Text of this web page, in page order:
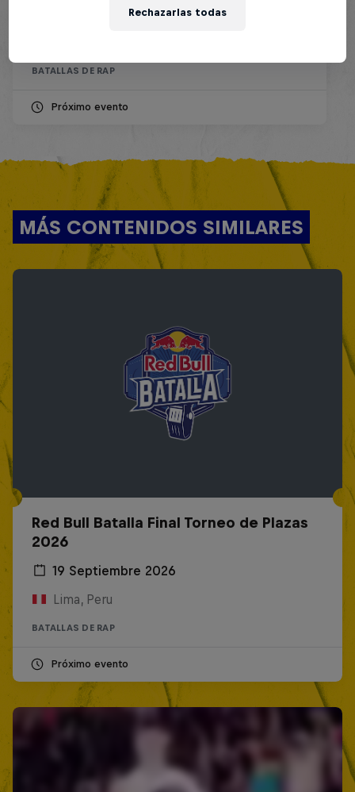
19 Septiembre 2026
BATALLAS DE RAP
Próximo evento
MÁS CONTENIDOS SIMILARES
Red Bull Batalla Final Torneo de Plazas
2026
19 Septiembre 2026
Lima, Peru
BATALLAS DE RAP
Próximo evento
Rechazarlas todas